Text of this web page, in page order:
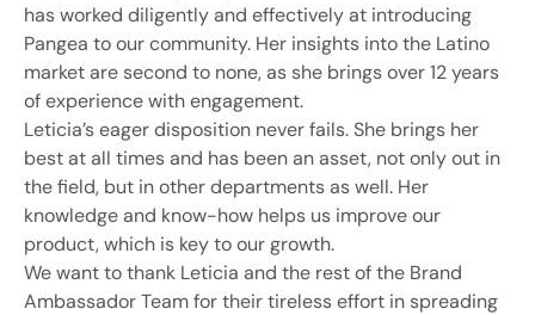
has worked diligently and effectively at introducing
Pangea to our community. Her insights into the Latino
market are second to none, as she brings over 12 years
of experience with engagement.
Leticia’s eager disposition never fails. She brings her
best at all times and has been an asset, not only out in
the field, but in other departments as well. Her
knowledge and know-how helps us improve our
product, which is key to our growth.
We want to thank Leticia and the rest of the Brand
Ambassador Team for their tireless effort in spreading